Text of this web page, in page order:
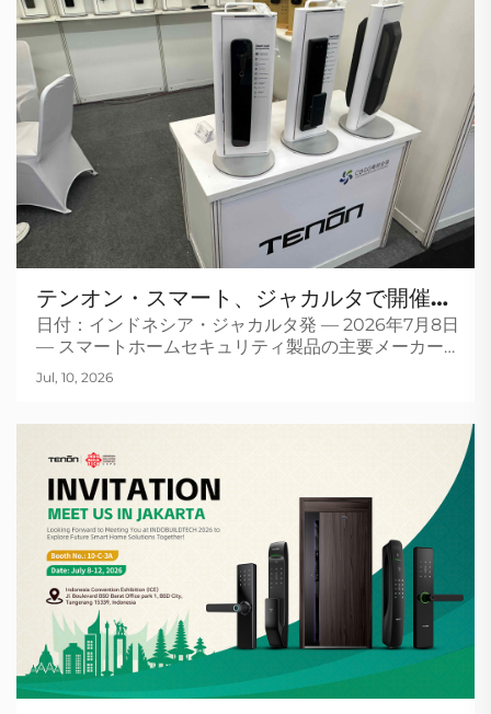
テンオン・スマート、ジャカルタで開催の
INDO BUILD TECH 2026にて次世代セ
日付：インドネシア・ジャカルタ発 — 2026年7月8日
— スマートホームセキュリティ製品の主要メーカーで
あるテンオン・スマートは本日、INDO BUILD
TECH 2026における自社ブースの展示を正式に開始
Jul, 10, 2026